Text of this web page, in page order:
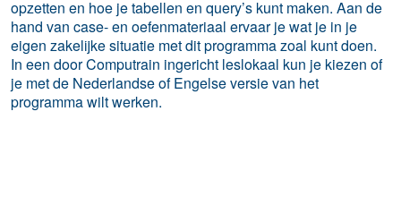
opzetten en hoe je tabellen en query’s kunt maken. Aan de
hand van case- en oefenmateriaal ervaar je wat je in je
eigen zakelijke situatie met dit programma zoal kunt doen.
In een door Computrain ingericht leslokaal kun je kiezen of
je met de Nederlandse of Engelse versie van het
programma wilt werken.